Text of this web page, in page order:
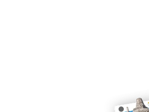
Salsa Wisata dan
Alphard lepas
leluasa mengatur